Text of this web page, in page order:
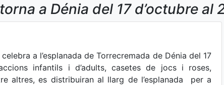
a Dénia del 17 d’octubre al
a l’esplanada de Torrecremada de Dénia del 17
infantils i d’adults, casetes de jocs i roses,
altres, es distribuiran al llarg de l’esplanada per a